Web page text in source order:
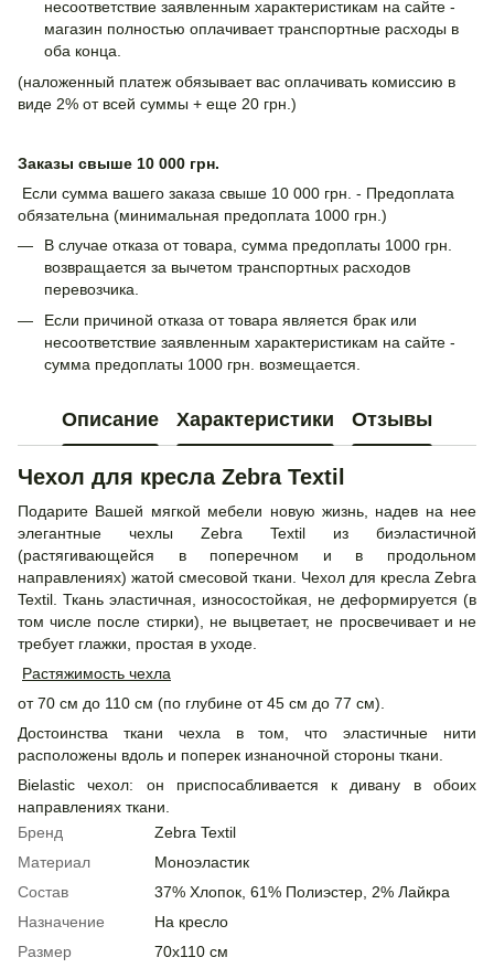
несоответствие заявленным характеристикам на сайте -
магазин полностью оплачивает транспортные расходы в
оба конца.
(наложенный платеж обязывает вас оплачивать комиссию в
виде 2% от всей суммы + еще 20 грн.)
Заказы свыше 10 000 грн.
Если сумма вашего заказа свыше 10 000 грн. - Предоплата
обязательна (минимальная предоплата 1000 грн.)
В случае отказа от товара, сумма предоплаты 1000 грн.
возвращается за вычетом транспортных расходов
перевозчика.
Если причиной отказа от товара является брак или
несоответствие заявленным характеристикам на сайте -
сумма предоплаты 1000 грн. возмещается.
Описание Характеристики Отзывы
Чехол для кресла Zebra Textil
Подарите Вашей мягкой мебели новую жизнь, надев на нее
элегантные чехлы Zebra Textil из биэластичной
(растягивающейся в поперечном и в продольном
направлениях) жатой смесовой ткани. Чехол для кресла Zebra
Textil. Ткань эластичная, износостойкая, не деформируется (в
том числе после стирки), не выцветает, не просвечивает и не
требует глажки, простая в уходе.
Растяжимость чехла
от 70 см до 110 см (по глубине от 45 см до 77 см).
Достоинства ткани чехла в том, что эластичные нити
расположены вдоль и поперек изнаночной стороны ткани.
Bielastic чехол: он приспосабливается к дивану в обоих
направлениях ткани.
Бренд
Zebra Textil
Материал
Моноэластик
Состав
37% Хлопок, 61% Полиэстер, 2% Лайкра
Назначение
На кресло
Размер
70x110 см